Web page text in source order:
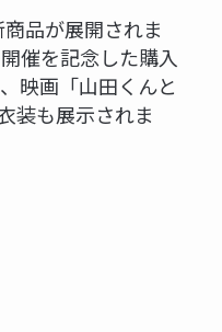
品が展開されま
催を記念した購入
映画「山田くんと
装も展示されま